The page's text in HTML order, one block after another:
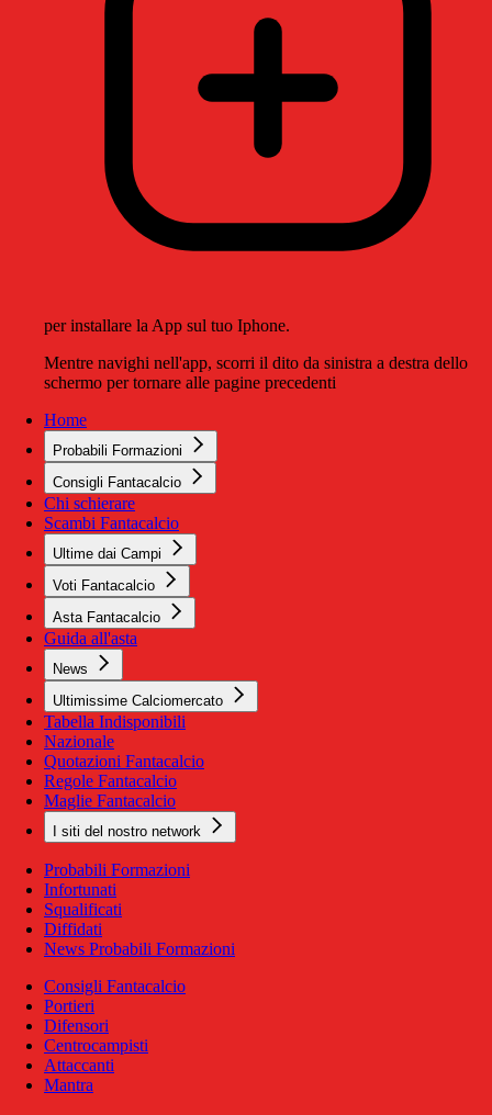
per installare la App sul tuo Iphone.
Mentre navighi nell'app, scorri il dito da sinistra a destra dello
schermo per tornare alle pagine precedenti
Home
Probabili Formazioni
Consigli Fantacalcio
Chi schierare
Scambi Fantacalcio
Ultime dai Campi
Voti Fantacalcio
Asta Fantacalcio
Guida all'asta
News
Ultimissime Calciomercato
Tabella Indisponibili
Nazionale
Quotazioni Fantacalcio
Regole Fantacalcio
Maglie Fantacalcio
I siti del nostro network
Probabili Formazioni
Infortunati
Squalificati
Diffidati
News Probabili Formazioni
Consigli Fantacalcio
Portieri
Difensori
Centrocampisti
Attaccanti
Mantra